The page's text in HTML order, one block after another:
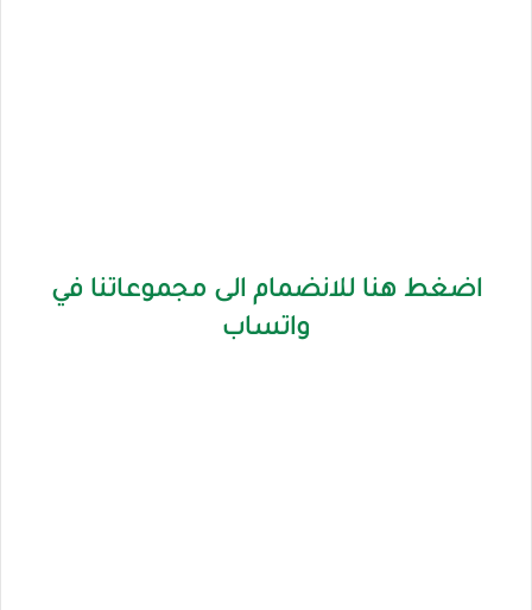
اضغط هنا للانضمام الى مجموعاتنا في
واتساب